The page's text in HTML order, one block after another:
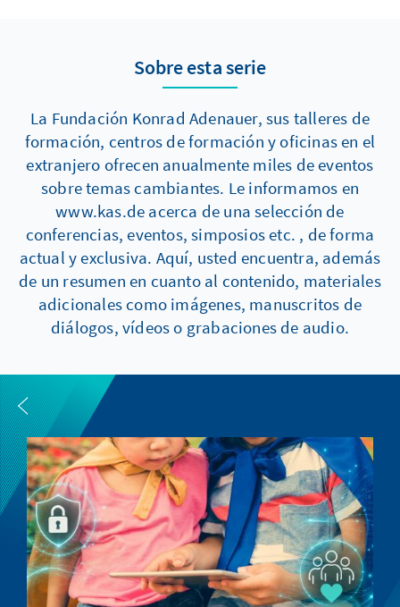
Sobre esta serie
La Fundación Konrad Adenauer, sus talleres de
formación, centros de formación y oficinas en el
extranjero ofrecen anualmente miles de eventos
sobre temas cambiantes. Le informamos en
www.kas.de acerca de una selección de
conferencias, eventos, simposios etc. , de forma
actual y exclusiva. Aquí, usted encuentra, además
de un resumen en cuanto al contenido, materiales
adicionales como imágenes, manuscritos de
diálogos, vídeos o grabaciones de audio.